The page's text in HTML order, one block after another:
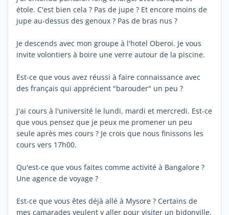
étole. C'est bien cela ? Pas de jupe ? Et encore moins de
jupe au-dessus des genoux ? Pas de bras nus ?
Je descends avec mon groupe à l'hotel Oberoi. Je vous
invite volontiers à boire une verre autour de la piscine.
Est-ce que vous avez réussi à faire connaissance avec
des français qui apprécient "barouder" un peu ?
J'ai cours à l'université le lundi, mardi et mercredi. Est-ce
que vous pensez que je peux me promener un peu
seule après mes cours ? Je crois que nous finissons les
cours vers 17h00.
Qu'est-ce que vous faites comme activité à Bangalore ?
Une agence de voyage ?
Est-ce que vous êtes déjà allé à Mysore ? Certains de
mes camarades veulent y aller pour visiter un bidonville.